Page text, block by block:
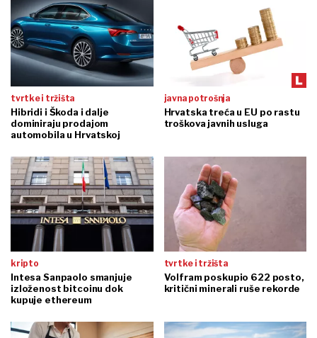
tvrtke i tržišta
Hibridi i Škoda i dalje
dominiraju prodajom
automobila u Hrvatskoj
javna potrošnja
Hrvatska treća u EU po rastu
troškova javnih usluga
kripto
Intesa Sanpaolo smanjuje
izloženost bitcoinu dok
kupuje ethereum
tvrtke i tržišta
Volfram poskupio 622 posto,
kritični minerali ruše rekorde